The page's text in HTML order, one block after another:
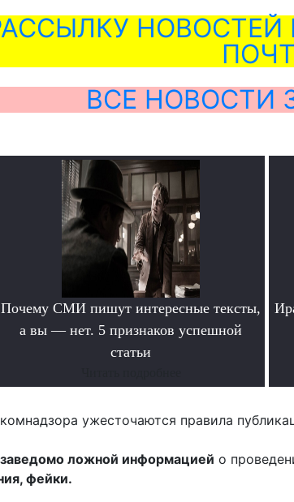
ВСЕ НОВОСТИ
Почему СМИ пишут интересные тексты,
а вы — нет. 5 признаков успешной
статьи
ужесточаются правила
заведомо ложной информацией о
фейки.